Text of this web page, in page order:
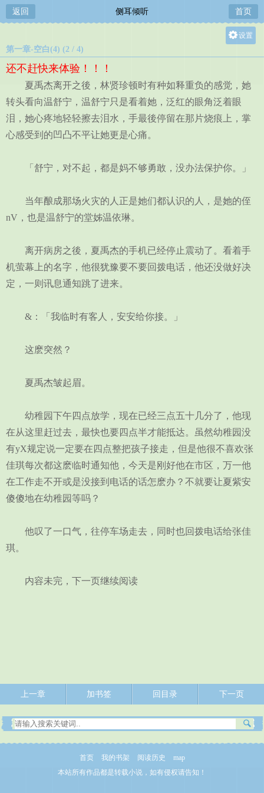
返回 侧耳倾听 首页
设置
中
小
第一章-空白(4) (2 / 4)
还不赶快来体验！！！
夏禹杰离开之後，林贤珍顿时有种如释重负的感觉，她
转头看向温舒宁，温舒宁只是看着她，泛红的眼角泛着眼
泪，她心疼地轻轻擦去泪水，手最後停留在那片烧痕上，掌
心感受到的凹凸不平让她更是心痛。
「舒宁，对不起，都是妈不够勇敢，没办法保护你。」
当年酿成那场火灾的人正是她们都认识的人，是她的侄
nV，也是温舒宁的堂姊温依琳。
离开病房之後，夏禹杰的手机已经停止震动了。看着手
机萤幕上的名字，他很犹豫要不要回拨电话，他还没做好决
定，一则讯息通知跳了进来。
&：「我临时有客人，安安给你接。」
这麽突然？
夏禹杰皱起眉。
幼稚园下午四点放学，现在已经三点五十几分了，他现
在从这里赶过去，最快也要四点半才能抵达。虽然幼稚园没
有yX规定说一定要在四点整把孩子接走，但是他很不喜欢张
佳琪每次都这麽临时通知他，今天是刚好他在市区，万一他
在工作走不开或是没接到电话的话怎麽办？不就要让夏紫安
傻傻地在幼稚园等吗？
他叹了一口气，往停车场走去，同时也回拨电话给张佳
琪。
内容未完，下一页继续阅读
上一章 加书签 回目录 下一页
首页 我的书架 阅读历史
map
本站所有作品都是转载小说，如有侵权请告知！